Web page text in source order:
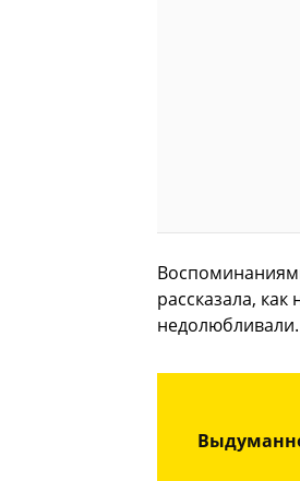
рассказала,
недолюбливали.